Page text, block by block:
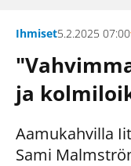
Ihmiset5.2.2025 07:00
ja
Aamukahvilla
Sami